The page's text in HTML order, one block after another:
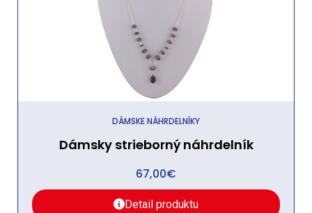
DÁMSKE NÁHRDELNÍKY
Dámsky strieborný náhrdelník
67,00€
Detail produktu